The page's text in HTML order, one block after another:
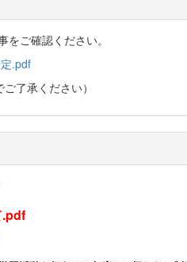
ご確認ください。
.pdf
了承ください）
.pdf